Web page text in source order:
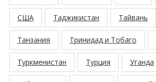
США Таджикистан Тайвань
Танзания Тринидад и Тобаго
Туркменистан Турция Уганда